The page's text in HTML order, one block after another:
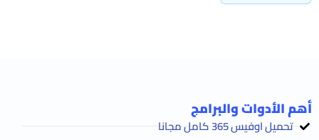
أهم الأدوات والبرامج
تحميل اوفيس 365 كامل مجانا